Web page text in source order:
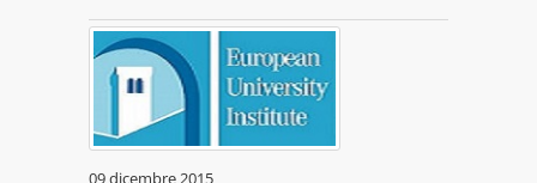
09 dicembre 2015